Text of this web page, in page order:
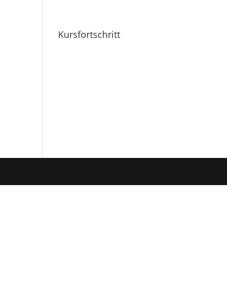
Kursfortschritt